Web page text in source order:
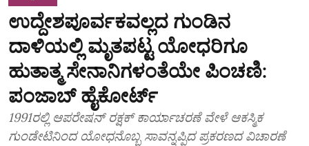
ಉದ್ದೇಶಪೂರ್ವಕವಲ್ಲದ ಗುಂಡಿನ
ದಾಳಿಯಲ್ಲಿ ಮೃತಪಟ್ಟ ಯೋಧರಿಗೂ
ಹುತಾತ್ಮ ಸೇನಾನಿಗಳಂತೆಯೇ ಪಿಂಚಣಿ:
ಪಂಜಾಬ್ ಹೈಕೋರ್ಟ್
1991ರಲ್ಲಿ ಆಪರೇಷನ್ ರಕ್ಷಕ್ ಕಾರ್ಯಾಚರಣೆ ವೇಳೆ ಆಕಸ್ಮಿಕ
ಗುಂಡೇಟಿನಿಂದ ಯೋಧನೊಬ್ಬ ಸಾವನ್ನಪ್ಪಿದ ಪ್ರಕರಣದ ವಿಚಾರಣೆ